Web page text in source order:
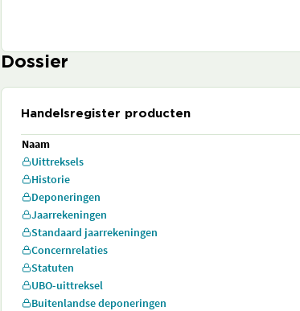
Dossier
Handelsregister producten
Naam
Uittreksels
Historie
Deponeringen
Jaarrekeningen
Standaard jaarrekeningen
Concernrelaties
Statuten
UBO-uittreksel
Buitenlandse deponeringen